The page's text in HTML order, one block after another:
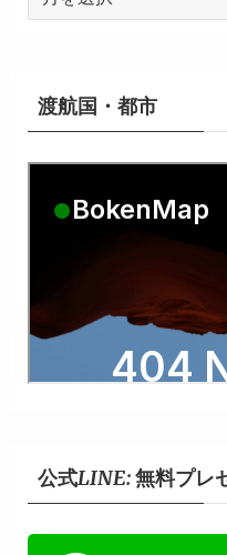
ー
ブ
渡航国・都市
公式LINE: 無料プレ